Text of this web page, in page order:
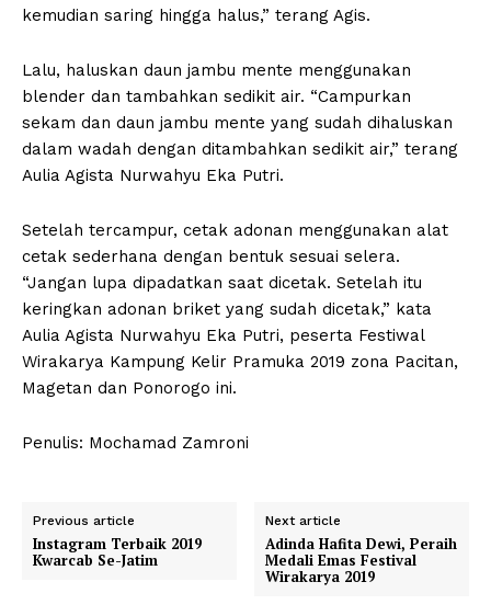
kemudian saring hingga halus,” terang Agis.
Lalu, haluskan daun jambu mente menggunakan
blender dan tambahkan sedikit air. “Campurkan
sekam dan daun jambu mente yang sudah dihaluskan
dalam wadah dengan ditambahkan sedikit air,” terang
Aulia Agista Nurwahyu Eka Putri.
Setelah tercampur, cetak adonan menggunakan alat
cetak sederhana dengan bentuk sesuai selera.
“Jangan lupa dipadatkan saat dicetak. Setelah itu
keringkan adonan briket yang sudah dicetak,” kata
Aulia Agista Nurwahyu Eka Putri, peserta Festiwal
Wirakarya Kampung Kelir Pramuka 2019 zona Pacitan,
Magetan dan Ponorogo ini.
Penulis: Mochamad Zamroni
Previous article
Instagram Terbaik 2019
Kwarcab Se-Jatim
Next article
Adinda Hafita Dewi, Peraih
Medali Emas Festival
Wirakarya 2019